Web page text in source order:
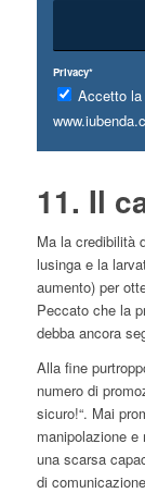
Privacy*
Accetto
11. Il
Ma la credibilità
lusinga e la
aumento) per
Peccato che la
debba ancora
Alla fine
numero di
sicuro!“. Mai
manipolazione
una scarsa
di